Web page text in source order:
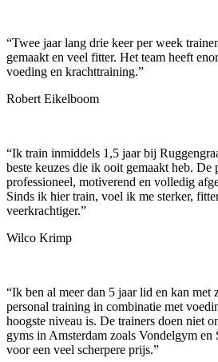
“Twee jaar lang drie keer per week
gemaakt en veel fitter. Het team heeft
voeding en krachttraining.”
Robert Eikelboom
“Ik train inmiddels 1,5 jaar bij
beste keuzes die ik ooit gemaakt heb. De
professioneel, motiverend en volledig
Sinds ik hier train, voel ik me sterker,
veerkrachtiger.”
Wilco Krimp
“Ik ben al meer dan 5 jaar lid en kan met
personal training in combinatie met
hoogste niveau is. De trainers doen niet
gyms in Amsterdam zoals Vondelgym en
voor een veel scherpere prijs.”